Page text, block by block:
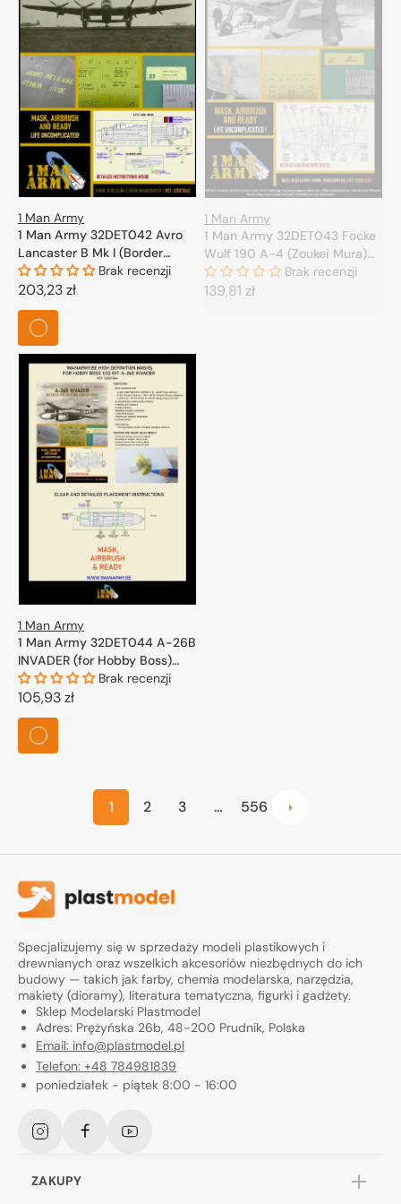
1 Man Army
1 Man Army 32DET042 Avro
Lancaster B Mk I (Border
Model) 1/32
Brak recenzji
Cena
regularna
203,23 zł
1 Man Army
1 Man Army 32DET043 Focke
Wulf 190 A-4 (Zoukei Mura)
1/32
Brak recenzji
Cena
139,81 zł
1 Man Army
1 Man Army 32DET044 A-26B
INVADER (for Hobby Boss)
1/32
Brak recenzji
Cena
regularna
105,93 zł
1 2 3 … 556
Specjalizujemy się w sprzedaży modeli plastikowych i
drewnianych oraz wszelkich akcesoriów niezbędnych do ich
budowy — takich jak farby, chemia modelarska, narzędzia,
makiety (dioramy), literatura tematyczna, figurki i gadżety.
Sklep Modelarski Plastmodel
Adres: Prężyńska 26b, 48-200 Prudnik, Polska
Email: info@plastmodel.pl
Telefon: +48 784981839
poniedziałek - piątek 8:00 - 16:00
InstagramFacebookYouTube
ZAKUPY